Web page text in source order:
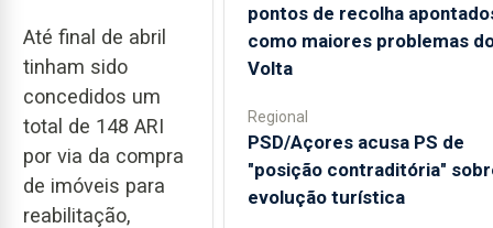
Até final de abril
tinham sido
concedidos um
total de 148 ARI
por via da compra
de imóveis para
reabilitação,
pontos de recolha
como maiores problemas
Volta
Regional
PSD/Açores acusa PS de
"posição contraditória"
evolução turística